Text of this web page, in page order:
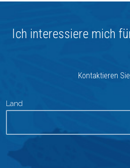
Ich interessiere mich
Kontaktieren
Land